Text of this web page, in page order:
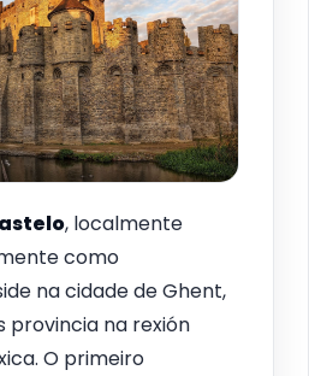
, localmente
como
na cidade de Ghent,
provincia na rexión
O primeiro